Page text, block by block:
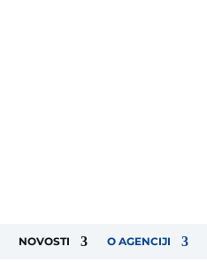
NOVOSTI O AGENCIJI